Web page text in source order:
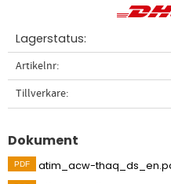
Lagerstatus
Artikelnr
Tillverkare
Dokument
atim_acw-